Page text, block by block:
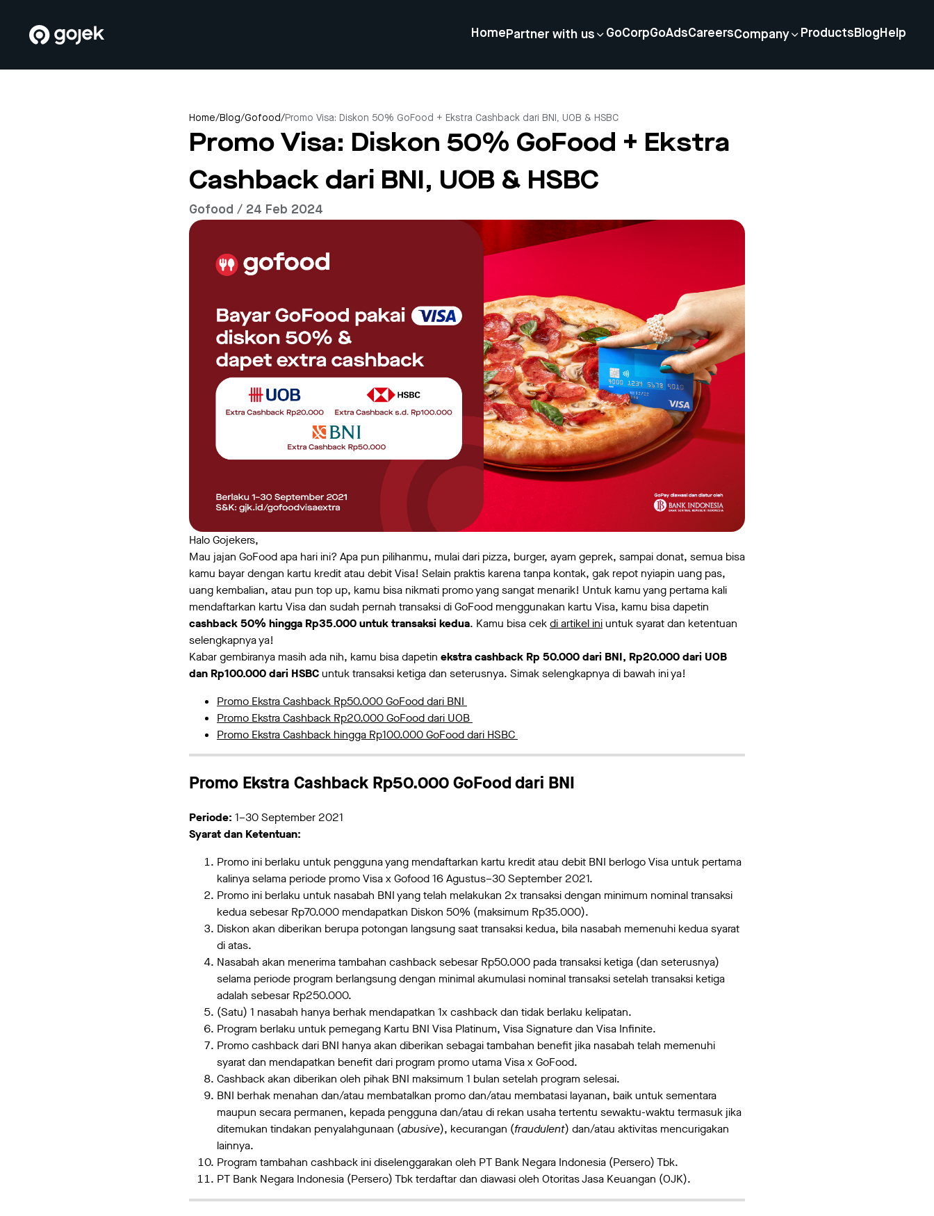
Home Partner with us GoCorpGoAdsCareersCompany Products Blog Help
Home/Blog/Gofood/Promo Visa: Diskon 50% GoFood + Ekstra Cashback dari BNI, UOB & HSBC
Promo Visa: Diskon 50% GoFood + Ekstra
Cashback dari BNI, UOB & HSBC
Gofood / 24 Feb 2024
Halo Gojekers,
Mau jajan GoFood apa hari ini? Apa pun pilihanmu, mulai dari pizza, burger, ayam geprek, sampai donat, semua bisa
kamu bayar dengan kartu kredit atau debit Visa! Selain praktis karena tanpa kontak, gak repot nyiapin uang pas,
uang kembalian, atau pun top up, kamu bisa nikmati promo yang sangat menarik! Untuk kamu yang pertama kali
mendaftarkan kartu Visa dan sudah pernah transaksi di GoFood menggunakan kartu Visa, kamu bisa dapetin
cashback 50% hingga Rp35.000 untuk transaksi kedua. Kamu bisa cekdi artikel iniuntuk syarat dan ketentuan
selengkapnya ya!
Kabar gembiranya masih ada nih, kamu bisa dapetin ekstra cashback Rp 50.000 dari BNI, Rp20.000 dari UOB
dan Rp100.000 dari HSBCuntuk transaksi ketiga dan seterusnya. Simak selengkapnya di bawah ini ya!
Promo Ekstra Cashback Rp50.000 GoFood dari BNI
Promo Ekstra Cashback Rp20.000 GoFood dari UOB
Promo Ekstra Cashback hingga Rp100.000 GoFood dari HSBC
Promo Ekstra Cashback Rp50.000 GoFood dari BNI
Periode: 1–30 September 2021
Syarat dan Ketentuan:
Promo ini berlaku untuk pengguna yang mendaftarkan kartu kredit atau debit BNI berlogo Visa untuk pertama
kalinya selama periode promo Visa x Gofood 16 Agustus–30 September 2021.
Promo ini berlaku untuk nasabah BNI yang telah melakukan 2x transaksi dengan minimum nominal transaksi
kedua sebesar Rp70.000 mendapatkan Diskon 50% (maksimum Rp35.000).
Diskon akan diberikan berupa potongan langsung saat transaksi kedua, bila nasabah memenuhi kedua syarat
di atas.
Nasabah akan menerima tambahan cashback sebesar Rp50.000 pada transaksi ketiga (dan seterusnya)
selama periode program berlangsung dengan minimal akumulasi nominal transaksi setelah transaksi ketiga
adalah sebesar Rp250.000.
(Satu) 1 nasabah hanya berhak mendapatkan 1x cashback dan tidak berlaku kelipatan.
Program berlaku untuk pemegang Kartu BNI Visa Platinum, Visa Signature dan Visa Infinite.
Promo cashback dari BNI hanya akan diberikan sebagai tambahan benefit jika nasabah telah memenuhi
syarat dan mendapatkan benefit dari program promo utama Visa x GoFood.
Cashback akan diberikan oleh pihak BNI maksimum 1 bulan setelah program selesai.
BNI berhak menahan dan/atau membatalkan promo dan/atau membatasi layanan, baik untuk sementara
maupun secara permanen, kepada pengguna dan/atau di rekan usaha tertentu sewaktu-waktu termasuk jika
ditemukan tindakan penyalahgunaan (abusive), kecurangan (fraudulent) dan/atau aktivitas mencurigakan
lainnya.
Program tambahan cashback ini diselenggarakan oleh PT Bank Negara Indonesia (Persero) Tbk.
PT Bank Negara Indonesia (Persero) Tbk terdaftar dan diawasi oleh Otoritas Jasa Keuangan (OJK).